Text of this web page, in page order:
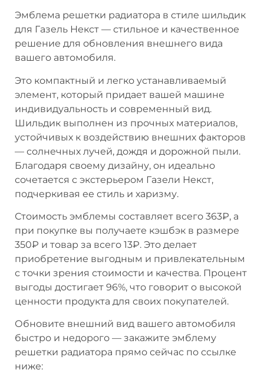
Эмблема решетки радиатора в стиле шильдик
для Газель Некст — стильное и качественное
решение для обновления внешнего вида
вашего автомобиля.
Это компактный и легко устанавливаемый
элемент, который придает вашей машине
индивидуальность и современный вид.
Шильдик выполнен из прочных материалов,
устойчивых к воздействию внешних факторов
— солнечных лучей, дождя и дорожной пыли.
Благодаря своему дизайну, он идеально
сочетается с экстерьером Газели Некст,
подчеркивая ее стиль и харизму.
Стоимость эмблемы составляет всего 363₽, а
при покупке вы получаете кэшбэк в размере
350₽ и товар за всего 13₽. Это делает
приобретение выгодным и привлекательным
с точки зрения стоимости и качества. Процент
выгоды достигает 96%, что говорит о высокой
ценности продукта для своих покупателей.
Обновите внешний вид вашего автомобиля
быстро и недорого — закажите эмблему
решетки радиатора прямо сейчас по ссылке
ниже: